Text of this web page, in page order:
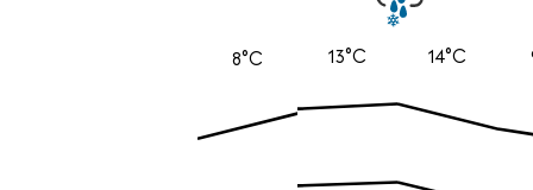
8°C 13°C 14°C